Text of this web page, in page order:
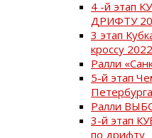
4 -й этап
ДРИФТУ
3 этап
кроссу 2022
Ралли
5-й этап
Ралли
3-й этап
по дрифту